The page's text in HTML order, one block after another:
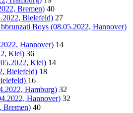
Bremen) 40
Bielefeld) 27
Boys (08.05.2022, Hannover)
Hannover) 14
Kiel) 36
Kiel) 14
Bielefeld) 18
16
Hamburg) 32
Hannover) 32
Bremen) 40